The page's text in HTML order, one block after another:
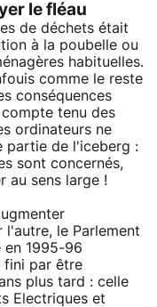
le fléau
de déchets était
à la poubelle ou
habituelles.
comme le reste
conséquences
tenu des
ordinateurs ne
partie de l'iceberg :
sont concernés,
au sens large !
l'autre, le Parlement
en 1995-96
fini par être
plus tard : celle
Electriques et